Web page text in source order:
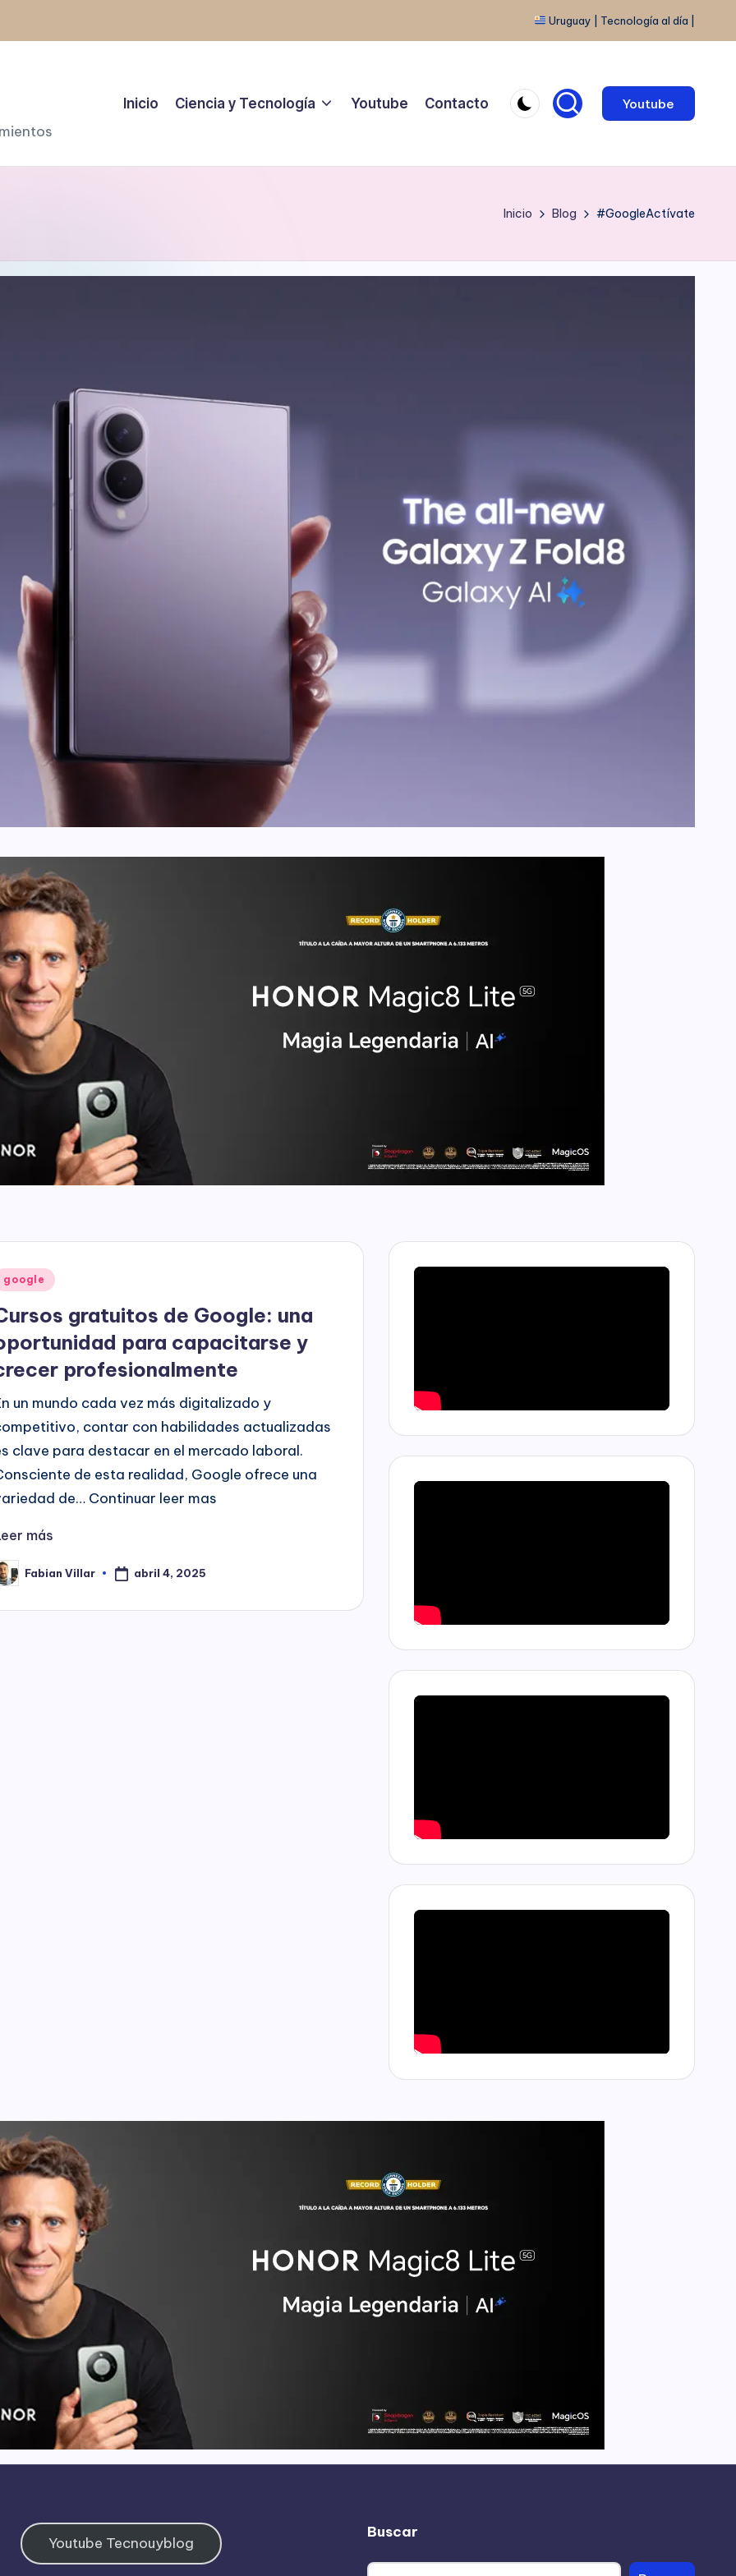
Uruguay | Tecnología al día |
Inicio Ciencia y Tecnología Youtube Contacto Youtube
Inicio Blog #GoogleActívate
google
gratuitos de Google: una
para capacitarse y
profesionalmente
un mundo cada vez más digitalizado y
contar con habilidades actualizadas
clave para destacar en el mercado laboral.
de esta realidad, Google ofrece una
de… Continuar leer mas
más
Fabian Villar abril 4, 2025
Youtube Tecnouyblog
Buscar